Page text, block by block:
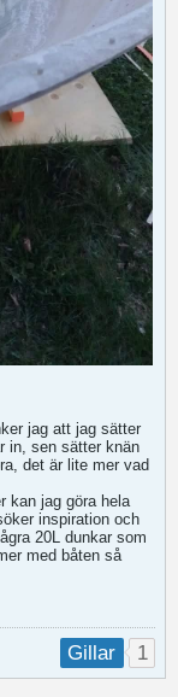
jag att jag sätter
in, sen sätter knän
det är lite mer vad
kan jag göra hela
inspiration och
20L dunkar som
med båten så
Gillar 1